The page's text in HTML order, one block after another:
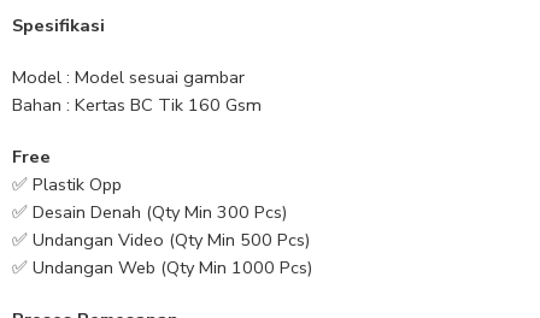
Spesifikasi
Model : Model sesuai gambar
Bahan : Kertas BC Tik 160 Gsm
Free
✅ Plastik Opp
✅ Desain Denah (Qty Min 300 Pcs)
✅ Undangan Video (Qty Min 500 Pcs)
✅ Undangan Web (Qty Min 1000 Pcs)